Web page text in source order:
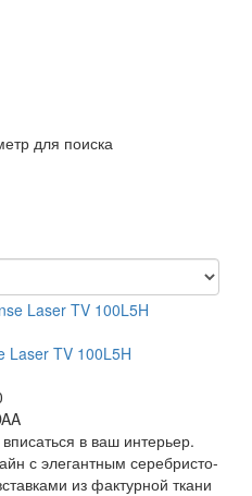
для поиска
Laser TV 100L5H
в ваш интерьер.
с элегантным серебристо-
из фактурной ткани